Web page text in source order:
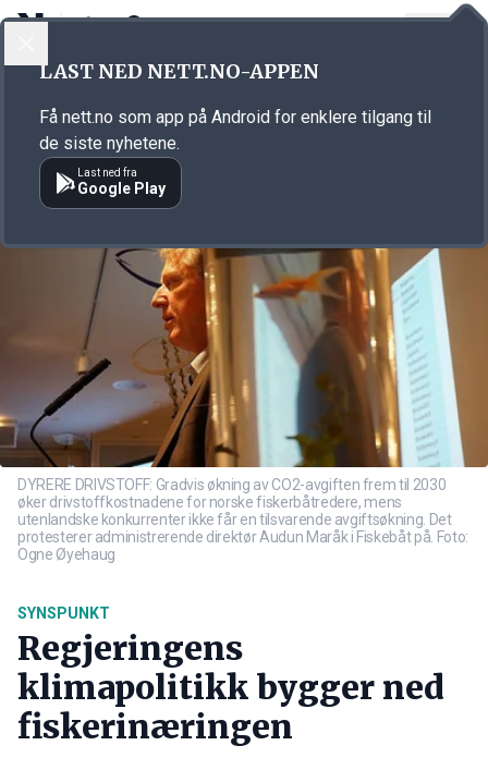
Annonsørinnhold
DYRERE DRIVSTOFF: Gradvis økning av CO2-avgiften frem til 2030
øker drivstoffkostnadene for norske fiskerbåtredere, mens
utenlandske konkurrenter ikke får en tilsvarende avgiftsøkning. Det
protesterer administrerende direktør Audun Maråk i Fiskebåt på. Foto:
Ogne Øyehaug
SYNSPUNKT
Regjeringens
klimapolitikk bygger ned
fiskerinæringen
LAST NED NETT.NO-APPEN
Få nett.no som app på Android for enklere tilgang til
de siste nyhetene.
Last ned fra
Google Play